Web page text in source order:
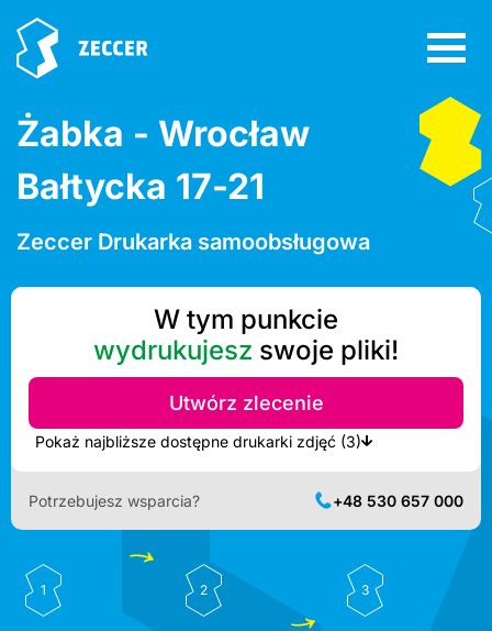
Żabka - Wrocław
Bałtycka 17-21
Zeccer Drukarka samoobsługowa
W tym punkcie
wydrukujesz swoje pliki!
Utwórz zlecenie
Pokaż najbliższe dostępne drukarki zdjęć (3)
Potrzebujesz wsparcia? +48 530 657 000
1 2 3